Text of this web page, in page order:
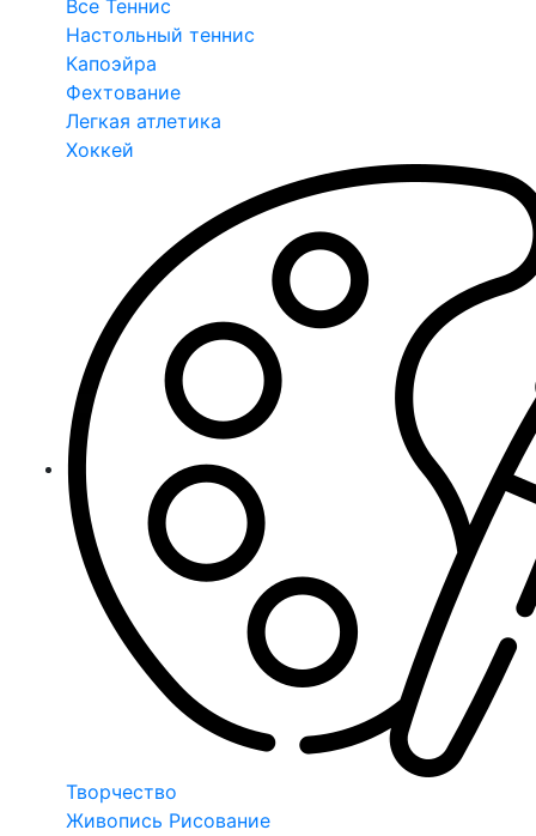
Все Теннис
Настольный теннис
Капоэйра
Фехтование
Легкая атлетика
Хоккей
Творчество
Живопись Рисование